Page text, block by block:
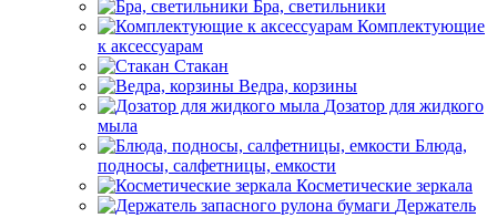
Бра, светильники
Комплектующие
к аксессуарам
Стакан
Ведра, корзины
Дозатор для жидкого
мыла
Блюда,
подносы, салфетницы, емкости
Косметические зеркала
Держатель